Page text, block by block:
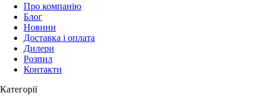
Про компанію
Блог
Новини
Доставка і оплата
Дилери
Розпил
Контакти
Категорії